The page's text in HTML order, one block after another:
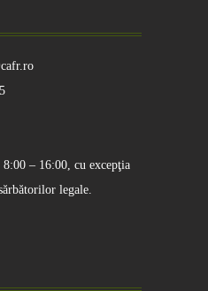
– 16:00, cu excepţia
legale.